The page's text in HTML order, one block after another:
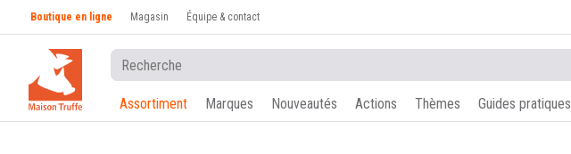
Boutique en ligne Magasin Équipe & contact
Assortiment Marques Nouveautés Actions Thèmes Guides pratiques